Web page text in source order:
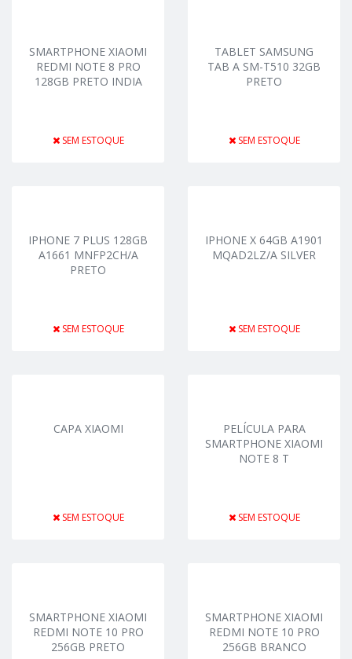
SMARTPHONE XIAOMI
REDMI NOTE 8 PRO
128GB PRETO INDIA
SEM ESTOQUE
TABLET SAMSUNG
TAB A SM-T510 32GB
PRETO
SEM ESTOQUE
IPHONE 7 PLUS 128GB
A1661 MNFP2CH/A
PRETO
SEM ESTOQUE
IPHONE X 64GB A1901
MQAD2LZ/A SILVER
SEM ESTOQUE
CAPA XIAOMI
SEM ESTOQUE
PELÍCULA PARA
SMARTPHONE XIAOMI
NOTE 8 T
SEM ESTOQUE
SMARTPHONE XIAOMI
REDMI NOTE 10 PRO
256GB PRETO
SMARTPHONE XIAOMI
REDMI NOTE 10 PRO
256GB BRANCO